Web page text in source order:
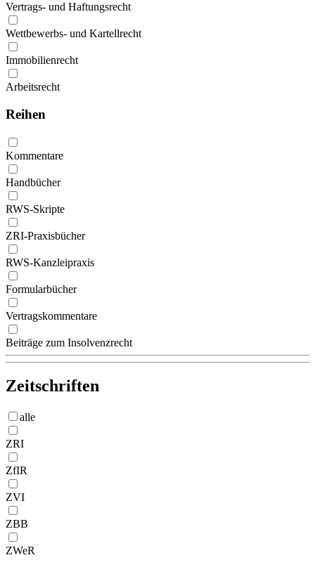
Vertrags- und Haftungsrecht
Wettbewerbs- und Kartellrecht
Immobilienrecht
Arbeitsrecht
Reihen
Kommentare
Handbücher
RWS-Skripte
ZRI-Praxisbücher
RWS-Kanzleipraxis
Formularbücher
Vertragskommentare
Beiträge zum Insolvenzrecht
Zeitschriften
alle
ZRI
ZfIR
ZVI
ZBB
ZWeR